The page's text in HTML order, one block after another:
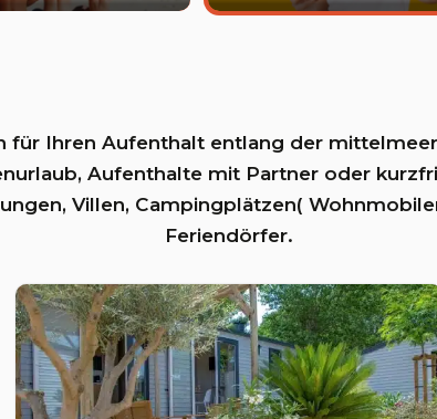
für Ihren Aufenthalt entlang der
Aufenthalte mit Partner oder
Villen, Campingplätzen(
Feriendörfer.